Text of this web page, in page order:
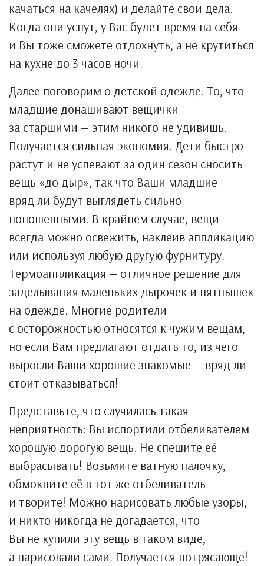
качаться на качелях) и делайте свои дела.
Когда они уснут, у Вас будет время на себя
и Вы тоже сможете отдохнуть, а не крутиться
на кухне до 3 часов ночи.
Далее поговорим о детской одежде. То, что
младшие донашивают вещички
за старшими — этим никого не удивишь.
Получается сильная экономия. Дети быстро
растут и не успевают за один сезон сносить
вещь «до дыр», так что Ваши младшие
вряд ли будут выглядеть сильно
поношенными. В крайнем случае, вещи
всегда можно освежить, наклеив аппликацию
или используя любую другую фурнитуру.
Термоаппликация — отличное решение для
заделывания маленьких дырочек и пятнышек
на одежде. Многие родители
с осторожностью относятся к чужим вещам,
но если Вам предлагают отдать то, из чего
выросли Ваши хорошие знакомые — вряд ли
стоит отказываться!
Представьте, что случилась такая
неприятность: Вы испортили отбеливателем
хорошую дорогую вещь. Не спешите её
выбрасывать! Возьмите ватную палочку,
обмокните её в тот же отбеливатель
и творите! Можно нарисовать любые узоры,
и никто никогда не догадается, что
Вы не купили эту вещь в таком виде,
а нарисовали сами. Получается потрясающе!